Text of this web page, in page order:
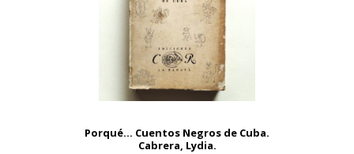
Porqué... Cuentos Negros de Cuba.
Cabrera, Lydia.